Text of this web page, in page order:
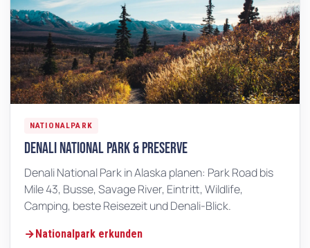
NATIONALPARK
Denali National Park & Preserve
Denali National Park in Alaska planen: Park Road bis
Mile 43, Busse, Savage River, Eintritt, Wildlife,
Camping, beste Reisezeit und Denali-Blick.
Nationalpark erkunden